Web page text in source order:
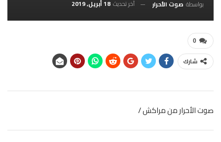
بواسطة صوت الأحرار آخر تحديث 18 أبريل, 2019
0
شارك
صوت الأحرار من مراكش /